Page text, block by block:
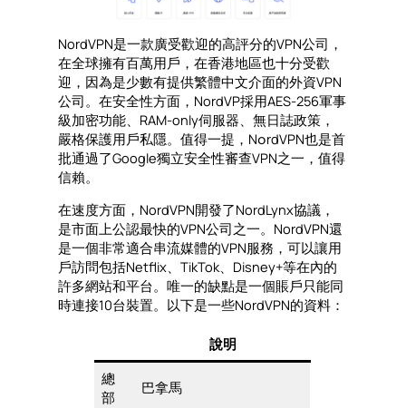
NordVPN是一款廣受歡迎的高評分的VPN公司，
在全球擁有百萬用戶，在香港地區也十分受歡
迎，因為是少數有提供繁體中文介面的外資VPN
公司。在安全性方面，NordVP採用AES-256軍事
級加密功能、RAM-only伺服器、無日誌政策，
嚴格保護用戶私隱。值得一提，N၀rdVPN也是首
批通過了Google獨立安全性審查VPN之一，值得
信賴。
在速度方面，NordVPN開發了NordLynx協議，
是市面上公認最快的VPN公司之一。NordVPN還
是一個非常適合串流媒體的VPN服務，可以讓用
戶訪問包括Netflix、TikTok、Disney+等在內的
許多網站和平台。唯一的缺點是一個賬戶只能同
時連接10台裝置。以下是一些NordVPN的資料：
說明
總
部
巴拿馬